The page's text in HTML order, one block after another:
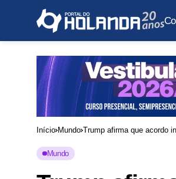
Início Mundo Trump afirma que acordo
Mundo